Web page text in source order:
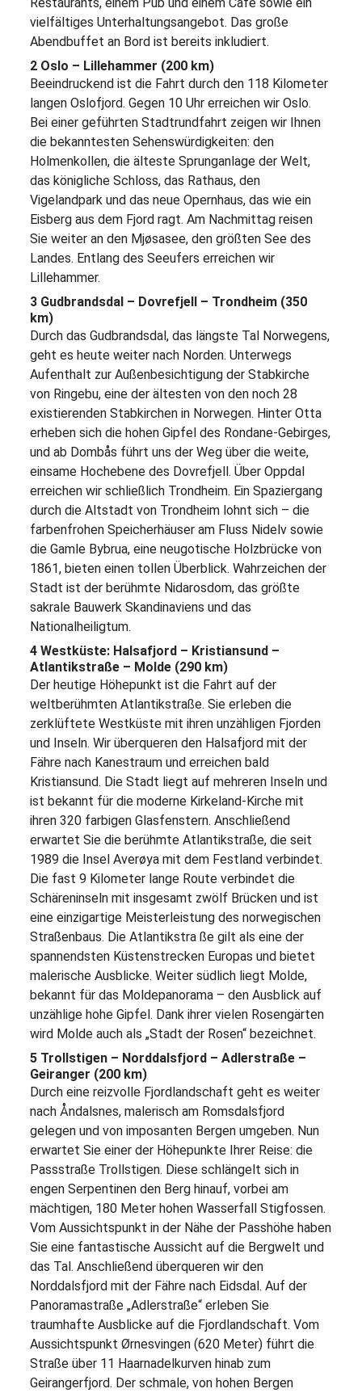
vielfältiges Unterhaltungsangebot. Das große
Abendbuffet an Bord ist bereits inkludiert.
2 Oslo – Lillehammer (200 km)
Beeindruckend ist die Fahrt durch den 118 Kilometer
langen Oslofjord. Gegen 10 Uhr erreichen wir Oslo.
Bei einer geführten Stadtrundfahrt zeigen wir Ihnen
die bekanntesten Sehenswürdigkeiten: den
Holmenkollen, die älteste Sprunganlage der Welt,
das königliche Schloss, das Rathaus, den
Vigelandpark und das neue Opernhaus, das wie ein
Eisberg aus dem Fjord ragt. Am Nachmittag reisen
Sie weiter an den Mjøsasee, den größten See des
Landes. Entlang des Seeufers erreichen wir
Lillehammer.
3 Gudbrandsdal – Dovrefjell – Trondheim (350
km)
Durch das Gudbrandsdal, das längste Tal Norwegens,
geht es heute weiter nach Norden. Unterwegs
Aufenthalt zur Außenbesichtigung der Stabkirche
von Ringebu, eine der ältesten von den noch 28
existierenden Stabkirchen in Norwegen. Hinter Otta
erheben sich die hohen Gipfel des Rondane-Gebirges,
und ab Dombås führt uns der Weg über die weite,
einsame Hochebene des Dovrefjell. Über Oppdal
erreichen wir schließlich Trondheim. Ein Spaziergang
durch die Altstadt von Trondheim lohnt sich – die
farbenfrohen Speicherhäuser am Fluss Nidelv sowie
die Gamle Bybrua, eine neugotische Holzbrücke von
1861, bieten einen tollen Überblick. Wahrzeichen der
Stadt ist der berühmte Nidarosdom, das größte
sakrale Bauwerk Skandinaviens und das
Nationalheiligtum.
4 Westküste: Halsafjord – Kristiansund –
Atlantikstraße – Molde (290 km)
Der heutige Höhepunkt ist die Fahrt auf der
weltberühmten Atlantikstraße. Sie erleben die
zerklüftete Westküste mit ihren unzähligen Fjorden
und Inseln. Wir überqueren den Halsafjord mit der
Fähre nach Kanestraum und erreichen bald
Kristiansund. Die Stadt liegt auf mehreren Inseln und
ist bekannt für die moderne Kirkeland-Kirche mit
ihren 320 farbigen Glasfenstern. Anschließend
erwartet Sie die berühmte Atlantikstraße, die seit
1989 die Insel Averøya mit dem Festland verbindet.
Die fast 9 Kilometer lange Route verbindet die
Schäreninseln mit insgesamt zwölf Brücken und ist
eine einzigartige Meisterleistung des norwegischen
Straßenbaus. Die Atlantikstra ße gilt als eine der
spannendsten Küstenstrecken Europas und bietet
malerische Ausblicke. Weiter südlich liegt Molde,
bekannt für das Moldepanorama – den Ausblick auf
unzählige hohe Gipfel. Dank ihrer vielen Rosengärten
wird Molde auch als „Stadt der Rosen“ bezeichnet.
5 Trollstigen – Norddalsfjord – Adlerstraße –
Geiranger (200 km)
Durch eine reizvolle Fjordlandschaft geht es weiter
nach Åndalsnes, malerisch am Romsdalsfjord
gelegen und von imposanten Bergen umgeben. Nun
erwartet Sie einer der Höhepunkte Ihrer Reise: die
Passstraße Trollstigen. Diese schlängelt sich in
engen Serpentinen den Berg hinauf, vorbei am
mächtigen, 180 Meter hohen Wasserfall Stigfossen.
Vom Aussichtspunkt in der Nähe der Passhöhe haben
Sie eine fantastische Aussicht auf die Bergwelt und
das Tal. Anschließend überqueren wir den
Norddalsfjord mit der Fähre nach Eidsdal. Auf der
Panoramastraße „Adlerstraße“ erleben Sie
traumhafte Ausblicke auf die Fjordlandschaft. Vom
Aussichtspunkt Ørnesvingen (620 Meter) führt die
Straße über 11 Haarnadelkurven hinab zum
Geirangerfjord. Der schmale, von hohen Bergen